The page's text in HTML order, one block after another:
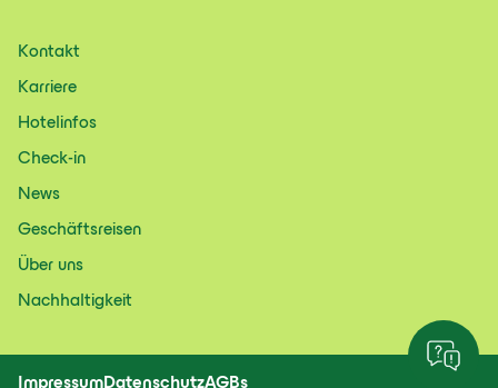
Kontakt
Karriere
Hotelinfos
Check-in
News
Geschäftsreisen
Über uns
Nachhaltigkeit
Impressum DatenschutzAGBs